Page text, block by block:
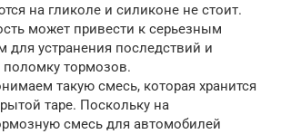
на гликоле и силиконе не стоит.
может привести к серьезным
для устранения последствий и
тормозов.
такую смесь, которая хранится
таре. Поскольку на
смесь для автомобилей